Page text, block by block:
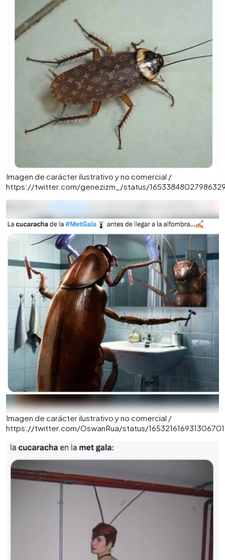
Imagen de carácter ilustrativo y no comercial /
https://twitter.com/genezizm_/status/
Imagen de carácter ilustrativo y no comercial /
https://twitter.com/OswanRua/status/